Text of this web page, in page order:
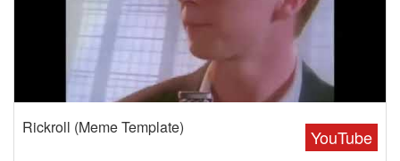
YouTube
Rickroll (Meme Template)